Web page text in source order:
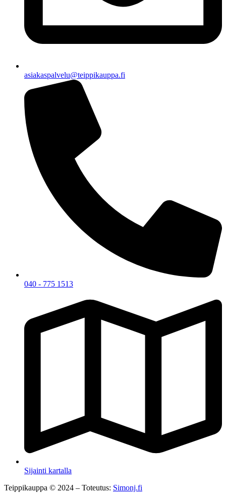
asiakaspalvelu@teippikauppa.fi
040 - 775 1513
Sijainti kartalla
Teippikauppa © 2024 – Toteutus: Simonj.fi